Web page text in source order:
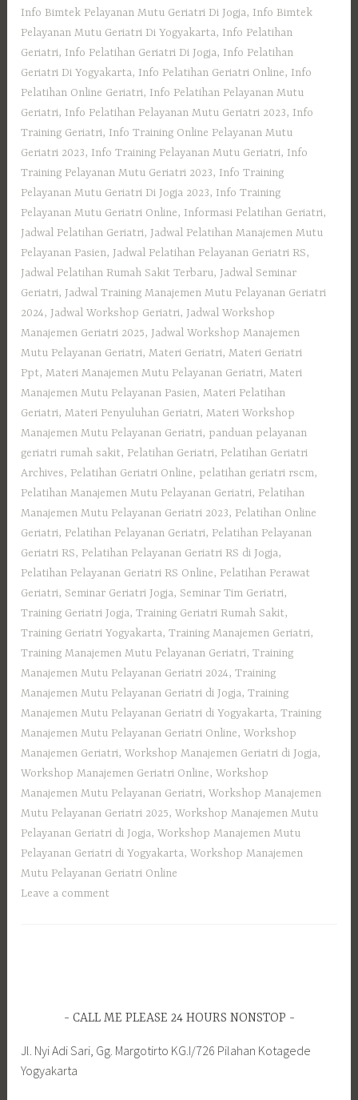
Info Bimtek Pelayanan Mutu Geriatri Di Jogja, Info Bimtek
Pelayanan Mutu Geriatri Di Yogyakarta, Info Pelatihan
Geriatri, Info Pelatihan Geriatri Di Jogja, Info Pelatihan
Geriatri Di Yogyakarta, Info Pelatihan Geriatri Online, Info
Pelatihan Online Geriatri, Info Pelatihan Pelayanan Mutu
Geriatri, Info Pelatihan Pelayanan Mutu Geriatri 2023, Info
Training Geriatri, Info Training Online Pelayanan Mutu
Geriatri 2023, Info Training Pelayanan Mutu Geriatri, Info
Training Pelayanan Mutu Geriatri 2023, Info Training
Pelayanan Mutu Geriatri Di Jogja 2023, Info Training
Pelayanan Mutu Geriatri Online, Informasi Pelatihan Geriatri,
Jadwal Pelatihan Geriatri, Jadwal Pelatihan Manajemen Mutu
Pelayanan Pasien, Jadwal Pelatihan Pelayanan Geriatri RS,
Jadwal Pelatihan Rumah Sakit Terbaru, Jadwal Seminar
Geriatri, Jadwal Training Manajemen Mutu Pelayanan Geriatri
2024, Jadwal Workshop Geriatri, Jadwal Workshop
Manajemen Geriatri 2025, Jadwal Workshop Manajemen
Mutu Pelayanan Geriatri,Materi Geriatri,Materi Geriatri
Ppt,Materi Manajemen Mutu Pelayanan Geriatri,Materi
Manajemen Mutu Pelayanan Pasien,Materi Pelatihan
Geriatri,Materi Penyuluhan Geriatri,Materi Workshop
Manajemen Mutu Pelayanan Geriatri, panduan pelayanan
geriatri rumah sakit, Pelatihan Geriatri, Pelatihan Geriatri
Archives, Pelatihan Geriatri Online, pelatihan geriatri rscm,
Pelatihan Manajemen Mutu Pelayanan Geriatri, Pelatihan
Manajemen Mutu Pelayanan Geriatri 2023, Pelatihan Online
Geriatri, Pelatihan Pelayanan Geriatri, Pelatihan Pelayanan
Geriatri RS, Pelatihan Pelayanan Geriatri RS di Jogja,
Pelatihan Pelayanan Geriatri RS Online, Pelatihan Perawat
Geriatri, Seminar Geriatri Jogja, Seminar Tim Geriatri,
Training Geriatri Jogja,Training Geriatri Rumah Sakit,
Training Geriatri Yogyakarta,Training Manajemen Geriatri,
Training Manajemen Mutu Pelayanan Geriatri,Training
Manajemen Mutu Pelayanan Geriatri 2024,Training
Manajemen Mutu Pelayanan Geriatri di Jogja,Training
Manajemen Mutu Pelayanan Geriatri di Yogyakarta,Training
Manajemen Mutu Pelayanan Geriatri Online,Workshop
Manajemen Geriatri,Workshop Manajemen Geriatri di Jogja,
Workshop Manajemen Geriatri Online,Workshop
Manajemen Mutu Pelayanan Geriatri,Workshop Manajemen
Mutu Pelayanan Geriatri 2025,Workshop Manajemen Mutu
Pelayanan Geriatri di Jogja,Workshop Manajemen Mutu
Pelayanan Geriatri di Yogyakarta,Workshop Manajemen
Mutu Pelayanan Geriatri Online
Leave a comment
CALL ME PLEASE 24 HOURS NONSTOP
Jl. Nyi Adi Sari, Gg. Margotirto KG.I/726 Pilahan Kotagede
Yogyakarta